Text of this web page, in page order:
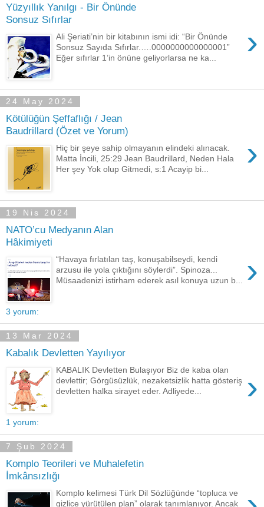
Yüzyıllık Yanılgı - Bir Önünde
Sonsuz Sıfırlar
›
Ali Şeriati’nin bir kitabının ismi idi: “Bir Önünde
Sonsuz Sayıda Sıfırlar.….0000000000000001”
Eğer sıfırlar 1’in önüne geliyorlarsa ne ka...
24 May 2024
Kötülüğün Şeffaflığı / Jean
Baudrillard (Özet ve Yorum)
›
Hiç bir şeye sahip olmayanın elindeki alınacak.
Matta İncili, 25:29 Jean Baudrillard, Neden Hala
Her şey Yok olup Gitmedi, s:1 Acayip bi...
19 Nis 2024
NATO’cu Medyanın Alan
Hâkimiyeti
›
“Havaya fırlatılan taş, konuşabilseydi, kendi
arzusu ile yola çıktığını söylerdi”. Spinoza...
Müsaadenizi istirham ederek asıl konuya uzun b...
3 yorum:
13 Mar 2024
Kabalık Devletten Yayılıyor
›
KABALIK Devletten Bulaşıyor Biz de kaba olan
devlettir; Görgüsüzlük, nezaketsizlik hatta gösteriş
devletten halka sirayet eder. Adliyede...
1 yorum:
7 Şub 2024
Komplo Teorileri ve Muhalefetin
İmkânsızlığı
Komplo kelimesi Türk Dil Sözlüğünde “topluca ve
gizlice yürütülen plan” olarak tanımlanıyor. Ancak